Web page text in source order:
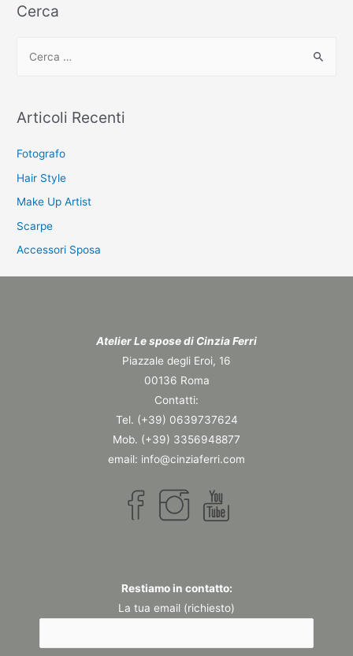
Cerca
c
:
Articoli Recenti
Fotografo
Hair Style
Make Up Artist
Scarpe
Accessori Sposa
Atelier Le spose di Cinzia Ferri
Piazzale degli Eroi, 16
00136 Roma
Contatti:
Tel. (+39) 0639737624
Mob. (+39) 3356948877
email: info@cinziaferri.com
Restiamo in contatto:
La tua email (richiesto)